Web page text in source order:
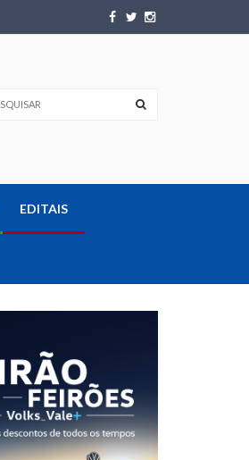
EDITAIS